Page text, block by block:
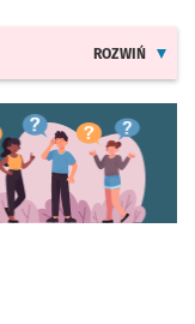
ROZWIŃ
karcie